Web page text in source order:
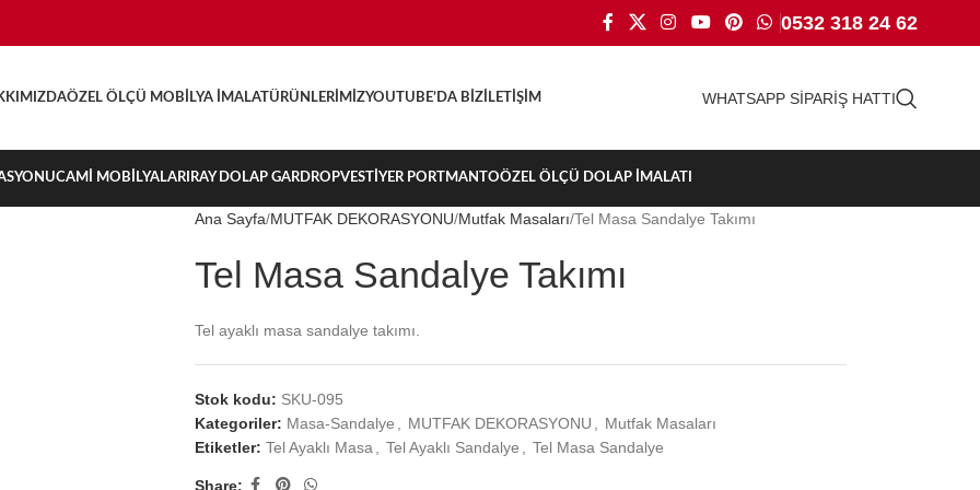
0532 318 24 62
ÖZEL ÖLÇÜ MOBILYA İMALATÜRÜNLERIMIZYOUTUBE’DA BIZ İLETIŞIM WHATSAPP SİPARİŞ HATTI
CAMI MOBILYALARI RAY DOLAP GARDROPVESTIYER PORTMANTOÖZEL ÖLÇÜ DOLAP İMALATI
Ana Sayfa MUTFAK DEKORASYONU Mutfak Masaları Tel Masa Sandalye Takımı
Tel Masa Sandalye Takımı
Tel ayaklı masa sandalye takımı.
Stok kodu: SKU-095
Kategoriler: Masa-Sandalye MUTFAK DEKORASYONU
Mutfak Masaları
Etiketler: Tel Ayaklı Masa Tel Ayaklı Sandalye Tel Masa Sandalye
Share: